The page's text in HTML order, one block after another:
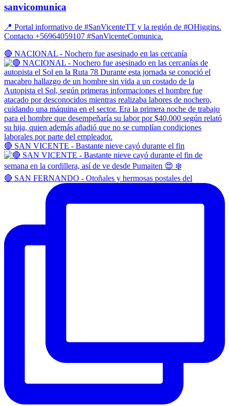
sanvicomunica
📍 Portal informativo de #SanVicenteTT y la región de #OHiggins.
Contacto +56964059107 #SanVicenteComunica.
🔴 NACIONAL - Nochero fue asesinado en las cercanía
🔴 SAN VICENTE - Bastante nieve cayó durante el fin
🔴 SAN FERNANDO - Otoñales y hermosas postales del